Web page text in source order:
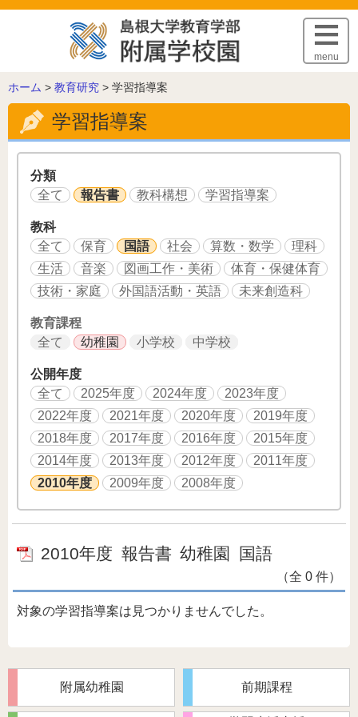
このページの本文へ
menu
こ
の
ー
ジ
ホーム > 教育研究 > 学習指導案
学習指導案
分類
全て
報告書 教科構想 学習指導案
教科
全て
保育 国語 社会 算数・数学
理科
生活
音楽 図画工作・美術
体育・保健体育
技術・家庭
外国語活動・英語 未来創造科
教育課程
全て
幼稚園 小学校 中学校
公開年度
全て
2025年度 2024年度
2023年度
2022年度
2021年度 2020年度
2019年度
2018年度
2017年度 2016年度
2015年度
2014年度
2013年度 2012年度
2011年度
2010年度
2009年度 2008年度
2010年度 報告書 幼稚園 国語
（全 0 件）
対象の学習指導案は見つかりませんでした。
附属幼稚園 前期課程